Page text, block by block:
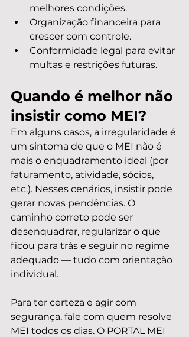
melhores condições.
Organização financeira para
crescer com controle.
Conformidade legal para evitar
multas e restrições futuras.
Quando é melhor não
insistir como MEI?
Em alguns casos, a irregularidade é
um sintoma de que o MEI não é
mais o enquadramento ideal (por
faturamento, atividade, sócios,
etc.). Nesses cenários, insistir pode
gerar novas pendências. O
caminho correto pode ser
desenquadrar, regularizar o que
ficou para trás e seguir no regime
adequado — tudo com orientação
individual.
Para ter certeza e agir com
segurança, fale com quem resolve
MEI todos os dias. O PORTAL MEI